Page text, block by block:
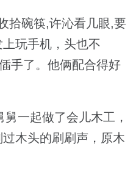
拾碗筷,许沁看几眼,要
玩手机，头也不
手了。他俩配合得好
一起做了会儿木工，
木头的刷刷声，原木